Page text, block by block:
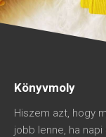
Könyvmoly
Hiszem azt, hogy
jobb lenne, ha